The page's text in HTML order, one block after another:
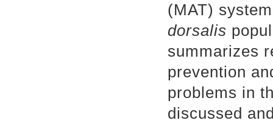
(MAT)
dorsalis
summarizes
prevention
problems in
discussed